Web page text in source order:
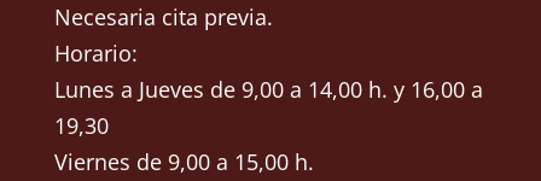
Necesaria cita previa.
Horario:
Lunes a Jueves de 9,00 a 14,00 h. y 16,00 a
19,30
Viernes de 9,00 a 15,00 h.